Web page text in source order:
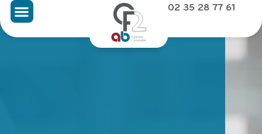
02 35 28 77 61
NOUS CONTACTER